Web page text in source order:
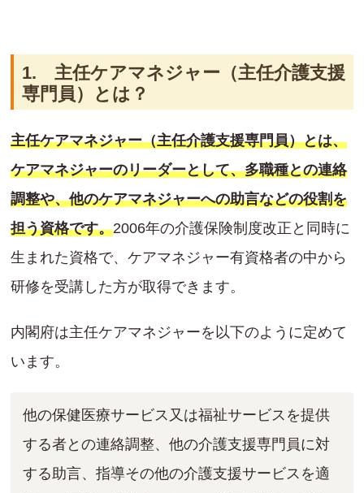
1. 主任ケアマネジャー（主任介護支援
専門員）とは？
主任ケアマネジャー（主任介護支援専門員）とは、
ケアマネジャーのリーダーとして、多職種との連絡
調整や、他のケアマネジャーへの助言などの役割を
担う資格です。2006年の介護保険制度改正と同時に
生まれた資格で、ケアマネジャー有資格者の中から
研修を受講した方が取得できます。
内閣府は主任ケアマネジャーを以下のように定めて
います。
他の保健医療サービス⼜は福祉サービスを提供
する者との連絡調整、他の介護⽀援専⾨員に対
する助⾔、指導その他の介護⽀援サービスを適